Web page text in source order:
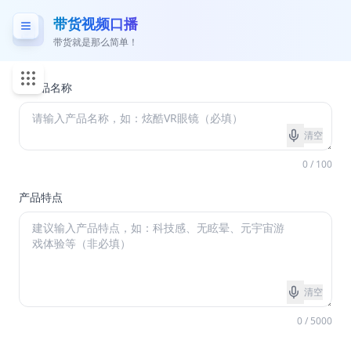
带货视频口播
带货就是那么简单！
* 产品名称
清空
0 / 100
产品特点
清空
0 / 5000